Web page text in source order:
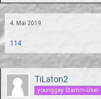
4. Mai 2019
114
TiLaton2
younggay Stamm-User